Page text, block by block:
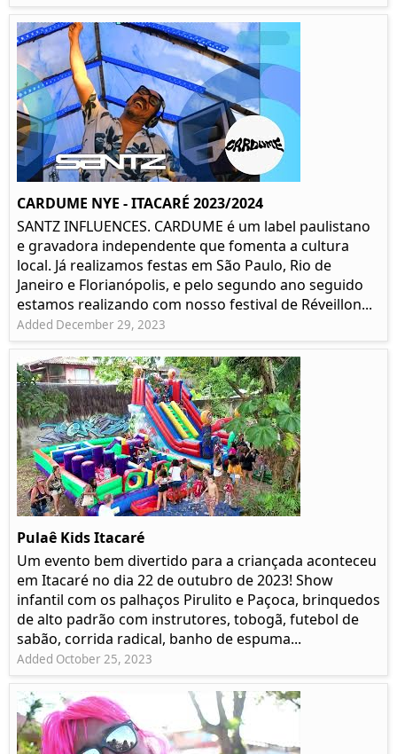
CARDUME NYE - ITACARÉ 2023/2024
SANTZ INFLUENCES. CARDUME é um label paulistano
e gravadora independente que fomenta a cultura
local. Já realizamos festas em São Paulo, Rio de
Janeiro e Florianópolis, e pelo segundo ano seguido
estamos realizando com nosso festival de Réveillon...
Added December 29, 2023
Pulaê Kids Itacaré
Um evento bem divertido para a criançada aconteceu
em Itacaré no dia 22 de outubro de 2023! Show
infantil com os palhaços Pirulito e Paçoca, brinquedos
de alto padrão com instrutores, tobogã, futebol de
sabão, corrida radical, banho de espuma...
Added October 25, 2023